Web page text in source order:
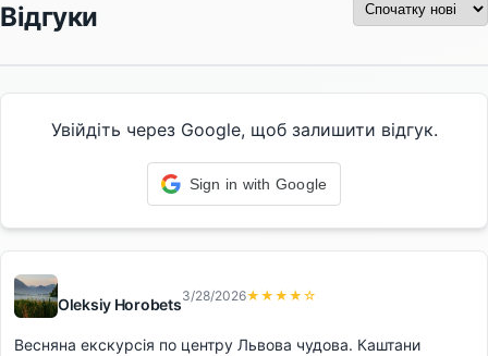
Відгуки
Увійдіть через Google, щоб залишити відгук.
Sign in with Google
Oleksiy Horobets3/28/2026★★★★☆
Весняна екскурсія по центру Львова чудова. Каштани